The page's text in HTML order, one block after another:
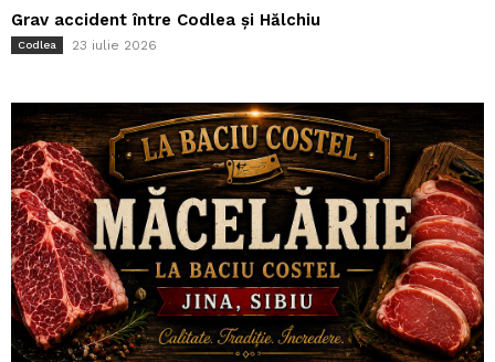
Grav accident între Codlea și Hălchiu
Codlea 23 iulie 2026